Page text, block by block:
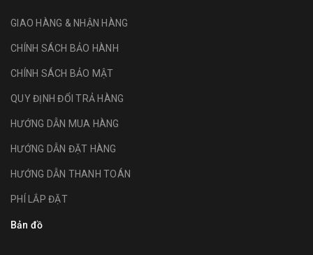
GIAO HÀNG & NHẬN HÀNG
CHÍNH SÁCH BẢO HÀNH
CHÍNH SÁCH BẢO MẬT
QUY ĐỊNH ĐỔI TRẢ HÀNG
HƯỚNG DẪN MUA HÀNG
HƯỚNG DẪN ĐẶT HÀNG
HƯỚNG DẪN THANH TOÁN
PHÍ LẮP ĐẶT
Bản đồ